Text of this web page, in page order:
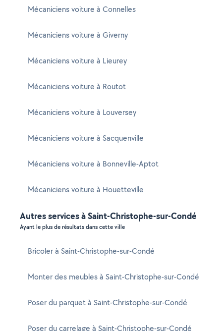
Mécaniciens voiture à Connelles
Mécaniciens voiture à Giverny
Mécaniciens voiture à Lieurey
Mécaniciens voiture à Routot
Mécaniciens voiture à Louversey
Mécaniciens voiture à Sacquenville
Mécaniciens voiture à Bonneville-Aptot
Mécaniciens voiture à Houetteville
Autres services à Saint-Christophe-sur-Condé
Ayant le plus de résultats dans cette ville
Bricoler à Saint-Christophe-sur-Condé
Monter des meubles à Saint-Christophe-sur-Condé
Poser du parquet à Saint-Christophe-sur-Condé
Poser du carrelage à Saint-Christophe-sur-Condé